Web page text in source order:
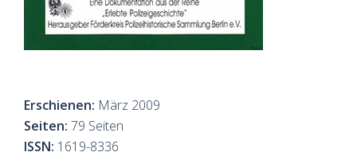
Erschienen: März 2009
Seiten: 79 Seiten
ISSN: 1619-8336